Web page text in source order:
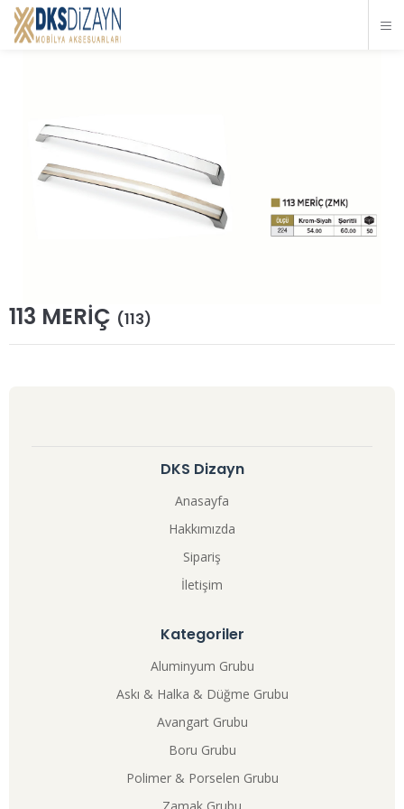
113 MERİÇ (113)
DKS Dizayn
Anasayfa
Hakkımızda
Sipariş
İletişim
Kategoriler
Aluminyum Grubu
Askı & Halka & Düğme Grubu
Avangart Grubu
Boru Grubu
Polimer & Porselen Grubu
Zamak Grubu